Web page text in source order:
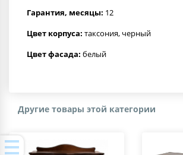
Гарантия, месяцы: 12
Цвет корпуса: таксония, черный
Цвет фасада: белый
Другие товары этой категории